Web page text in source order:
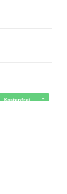
Kostenfrei